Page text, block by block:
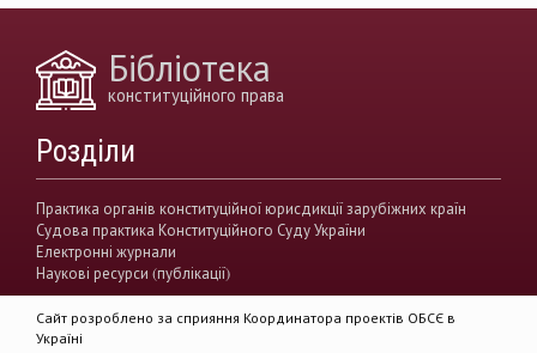
генофонд держава
конситуційне право
Вища кваліфікаційна комісії суддів
Вищий антикорупційний суд України
верховенство права
гендерна рівність звуження прав
Бібліотека
конституційного права
Розділи
Практика органів конституційної юрисдикції зарубіжних країн
Судова практика Конституційного Суду України
Електронні журнали
Наукові ресурси (публікації)
Сайт розроблено за сприяння Координатора проектів ОБСЄ в
Україні